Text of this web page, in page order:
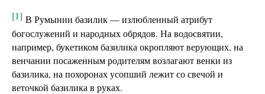
[1] В Румынии базилик — излюбленный атрибут
богослужений и народных обрядов. На водосвятии,
например, букетиком базилика окропляют верующих, на
венчании посаженным родителям возлагают венки из
базилика, на похоронах усопший лежит со свечой и
веточкой базилика в руках.